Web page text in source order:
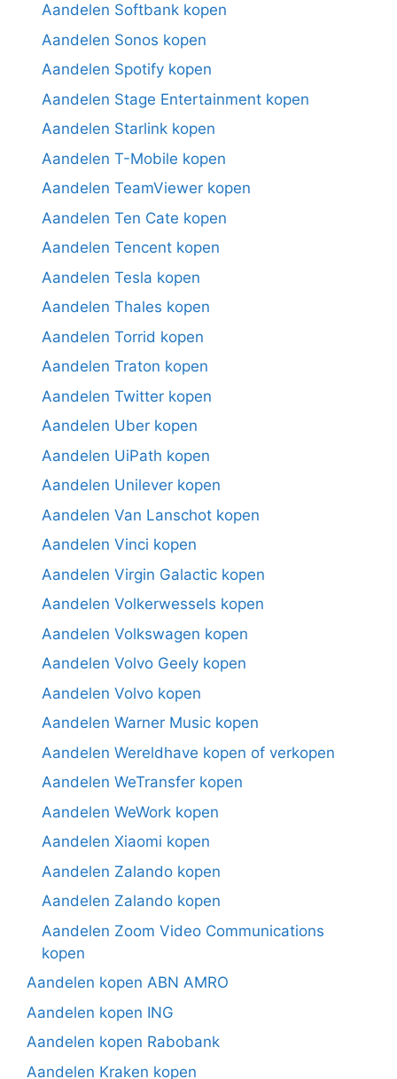
Aandelen Softbank kopen
Aandelen Sonos kopen
Aandelen Spotify kopen
Aandelen Stage Entertainment kopen
Aandelen Starlink kopen
Aandelen T-Mobile kopen
Aandelen TeamViewer kopen
Aandelen Ten Cate kopen
Aandelen Tencent kopen
Aandelen Tesla kopen
Aandelen Thales kopen
Aandelen Torrid kopen
Aandelen Traton kopen
Aandelen Twitter kopen
Aandelen Uber kopen
Aandelen UiPath kopen
Aandelen Unilever kopen
Aandelen Van Lanschot kopen
Aandelen Vinci kopen
Aandelen Virgin Galactic kopen
Aandelen Volkerwessels kopen
Aandelen Volkswagen kopen
Aandelen Volvo Geely kopen
Aandelen Volvo kopen
Aandelen Warner Music kopen
Aandelen Wereldhave kopen of verkopen
Aandelen WeTransfer kopen
Aandelen WeWork kopen
Aandelen Xiaomi kopen
Aandelen Zalando kopen
Aandelen Zalando kopen
Aandelen Zoom Video Communications
kopen
Aandelen kopen ABN AMRO
Aandelen kopen ING
Aandelen kopen Rabobank
Aandelen Kraken kopen